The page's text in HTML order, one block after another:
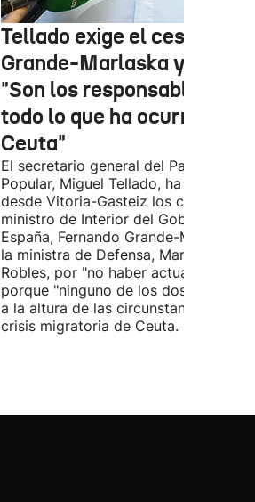
Tellado exige el cese de
Grande-Marlaska y
"Son los responsables de
todo lo que ha ocurrido en
Ceuta"
El secretario general del Partido
Popular, Miguel Tellado, ha exigido
desde Vitoria-Gasteiz los ceses del
ministro de Interior del Gobierno de
España, Fernando Grande-Marlaska, y
la ministra de Defensa, Margarita
Robles, por "no haber actuado" y
porque "ninguno de los dos ha
a la altura de las circunstancias" ante
crisis migratoria de Ceuta.